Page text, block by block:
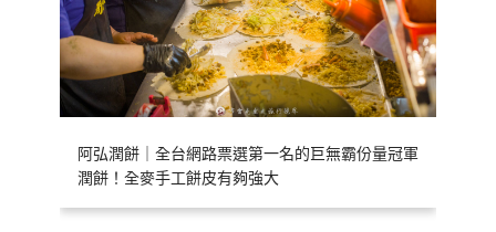
阿弘潤餅｜全台網路票選第一名的巨無霸份量冠軍
潤餅！全麥手工餅皮有夠強大